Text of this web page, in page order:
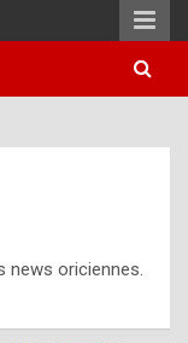
news oriciennes.